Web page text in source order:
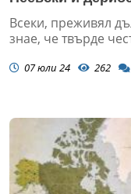
Всеки, преживял
знае, че твърде
07 юли 24 262